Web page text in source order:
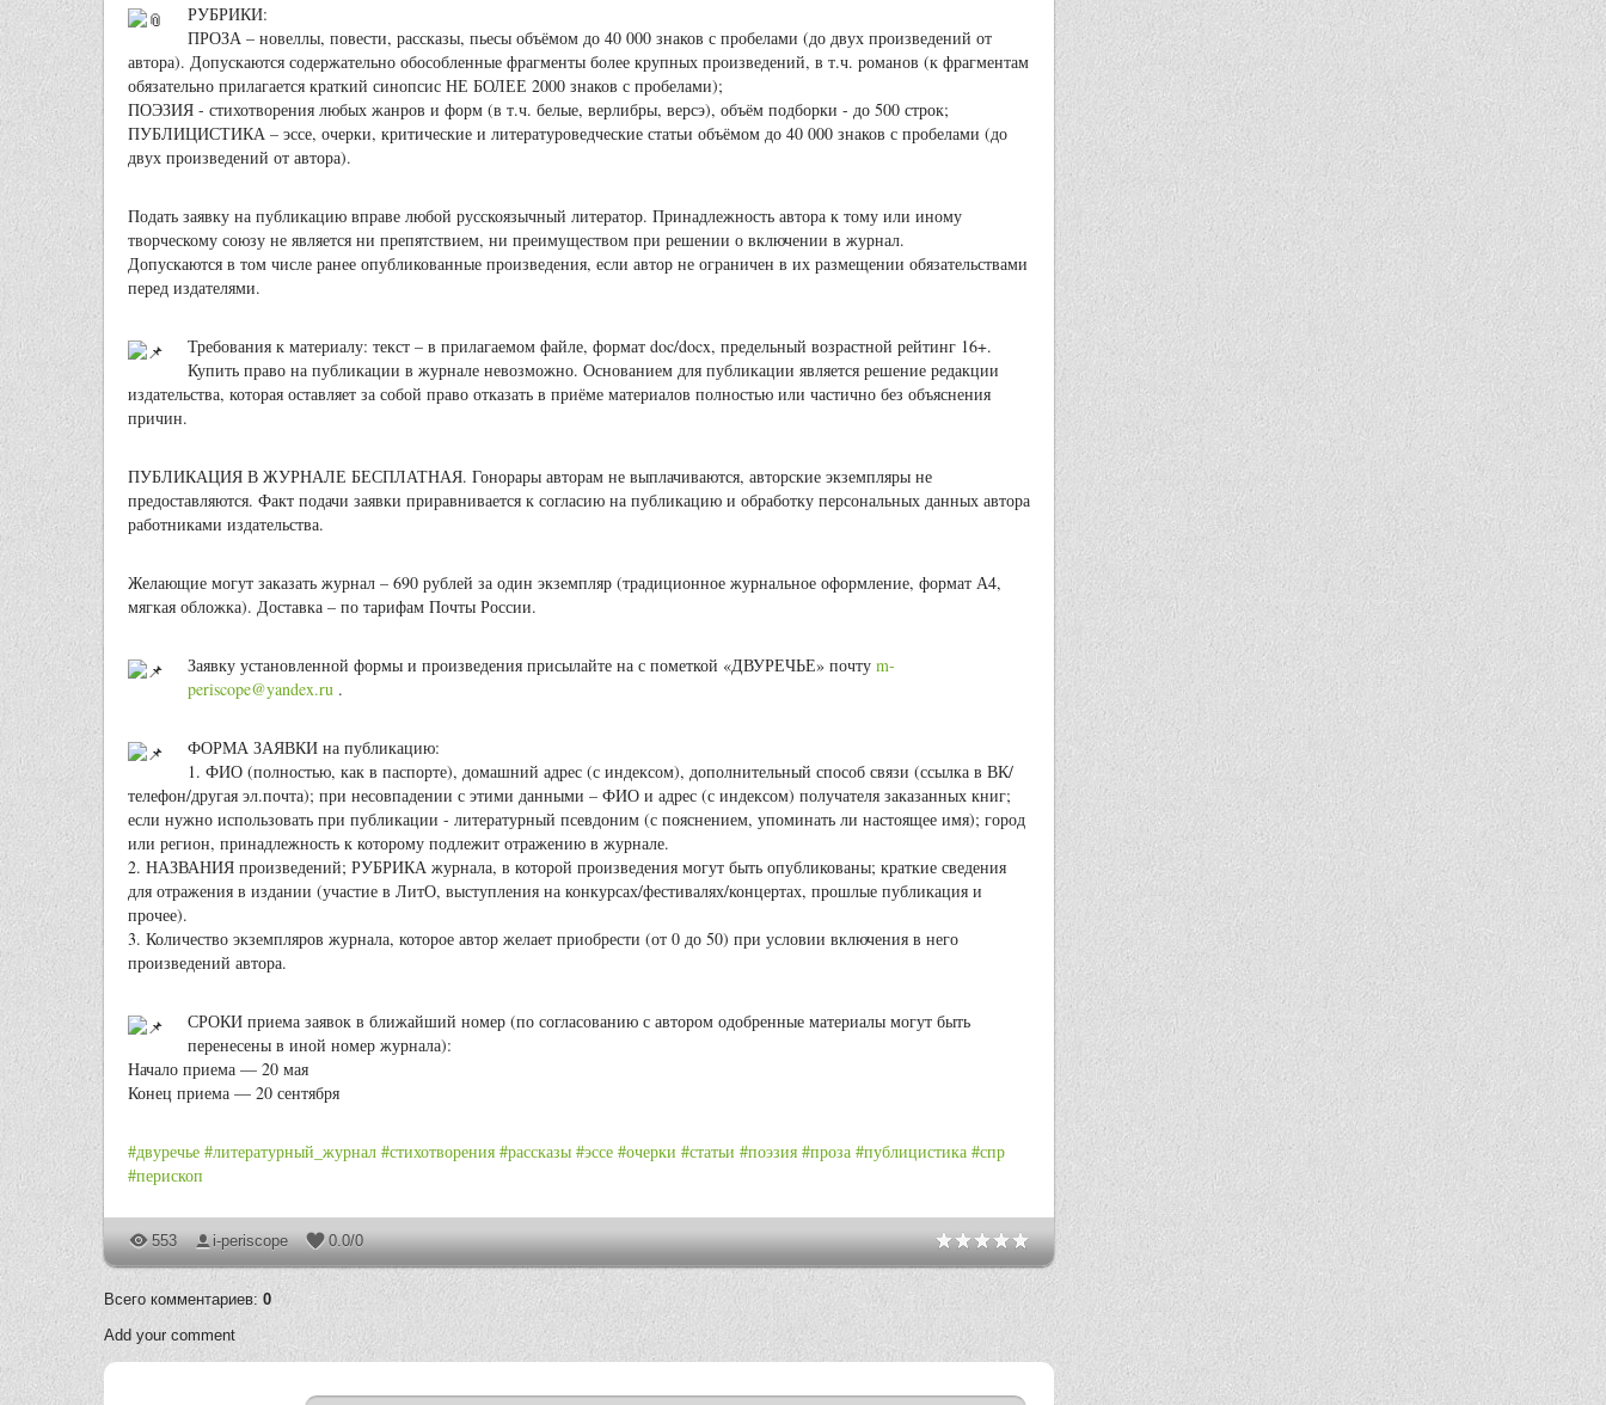
РУБРИКИ:
ПРОЗА – новеллы, повести, рассказы, пьесы объёмом до 40 000 знаков с пробелами (до двух произведений от
автора). Допускаются содержательно обособленные фрагменты более крупных произведений, в т.ч. романов (к фрагментам
обязательно прилагается краткий синопсис НЕ БОЛЕЕ 2000 знаков с пробелами);
ПОЭЗИЯ - стихотворения любых жанров и форм (в т.ч. белые, верлибры, версэ), объём подборки - до 500 строк;
ПУБЛИЦИСТИКА – эссе, очерки, критические и литературоведческие статьи объёмом до 40 000 знаков с пробелами (до
двух произведений от автора).
Подать заявку на публикацию вправе любой русскоязычный литератор. Принадлежность автора к тому или иному
творческому союзу не является ни препятствием, ни преимуществом при решении о включении в журнал.
Допускаются в том числе ранее опубликованные произведения, если автор не ограничен в их размещении обязательствами
перед издателями.
Требования к материалу: текст – в прилагаемом файле, формат doc/docx, предельный возрастной рейтинг 16+.
Купить право на публикации в журнале невозможно. Основанием для публикации является решение редакции
издательства, которая оставляет за собой право отказать в приёме материалов полностью или частично без объяснения
причин.
ПУБЛИКАЦИЯ В ЖУРНАЛЕ БЕСПЛАТНАЯ. Гонорары авторам не выплачиваются, авторские экземпляры не
предоставляются. Факт подачи заявки приравнивается к согласию на публикацию и обработку персональных данных автора
работниками издательства.
Желающие могут заказать журнал – 690 рублей за один экземпляр (традиционное журнальное оформление, формат А4,
мягкая обложка). Доставка – по тарифам Почты России.
Заявку установленной формы и произведения присылайте на с пометкой «ДВУРЕЧЬЕ» почту m-
periscope@yandex.ru .
ФОРМА ЗАЯВКИ на публикацию:
1. ФИО (полностью, как в паспорте), домашний адрес (с индексом), дополнительный способ связи (ссылка в ВК/
телефон/другая эл.почта); при несовпадении с этими данными – ФИО и адрес (с индексом) получателя заказанных книг;
если нужно использовать при публикации - литературный псевдоним (с пояснением, упоминать ли настоящее имя); город
или регион, принадлежность к которому подлежит отражению в журнале.
2. НАЗВАНИЯ произведений; РУБРИКА журнала, в которой произведения могут быть опубликованы; краткие сведения
для отражения в издании (участие в ЛитО, выступления на конкурсах/фестивалях/концертах, прошлые публикация и
прочее).
3. Количество экземпляров журнала, которое автор желает приобрести (от 0 до 50) при условии включения в него
произведений автора.
СРОКИ приема заявок в ближайший номер (по согласованию с автором одобренные материалы могут быть
перенесены в иной номер журнала):
Начало приема — 20 мая
Конец приема — 20 сентября
#двуречье #литературный_журнал #стихотворения #рассказы #эссе #очерки #статьи #поэзия #проза #публицистика #спр
#перископ
553 i-periscope 0.0/0
Всего комментариев: 0
Add your comment